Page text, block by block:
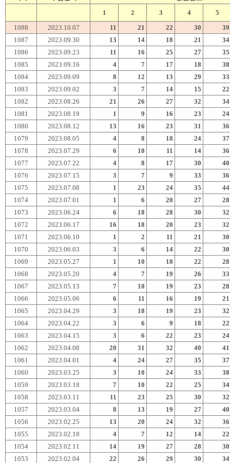
1
2 3 4
5
1088
2023.10.07 11 21 22 30
39
1087
2023.09.30 13 14 18 21
34
1086
2023.09.23 11 16 25 27
35
1085
2023.09.16 4 7 17 18
38
1084
2023.09.09 8 12 13 29
33
1083
2023.09.02 3 7 14 15
22
1082
2023.08.26 21 26 27 32
34
1081
2023.08.19 1 9 16 23
24
1080
2023.08.12 13 16 23 31
36
1079
2023.08.05 4 8 18 24
37
1078
2023.07.29 6 10 11 14
36
1077
2023.07.22 4 8 17 30
40
1076
2023.07.15 3 7 9 33
36
1075
2023.07.08 1 23 24 35
44
1074
2023.07.01 1 6 20 27
28
1073
2023.06.24 6 18 28 30
32
1072
2023.06.17 16 18 20 23
32
1071
2023.06.10 1 2 11 21
30
1070
2023.06.03 3 6 14 22
30
1069
2023.05.27 1 10 18 22
28
1068
2023.05.20 4 7 19 26
33
1067
2023.05.13 7 10 19 23
28
1066
2023.05.06 6 11 16 19
21
1065
2023.04.29 3 18 19 23
32
1064
2023.04.22 3 6 9 18
22
1063
2023.04.15 3 6 22 23
24
1062
2023.04.08 20 31 32 40
41
1061
2023.04.01 4 24 27 35
37
1060
2023.03.25 3 10 24 33
38
1059
2023.03.18 7 10 22 25
34
1058
2023.03.11 11 23 25 30
32
1057
2023.03.04 8 13 19 27
40
1056
2023.02.25 13 20 24 32
36
1055
2023.02.18 4 7 12 14
22
1054
2023.02.11 14 19 27 28
30
1053
2023.02.04 22 26 29 30
34